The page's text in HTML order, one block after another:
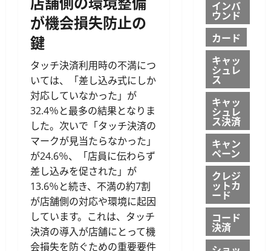
が機会損失防止の
鍵
タッチ決済利用時の不満につ
いては、「差し込み式にしか
対応していなかった」が
32.4％と最多の結果となりま
した。次いで「タッチ決済の
マークが見当たらなかった」
が24.6％、「店員に伝わらず
差し込みを促された」が
13.6％と続き、不満の約7割
が店舗側の対応や環境に起因
しています。これは、タッチ
決済の導入が店舗にとって機
会損失を防ぐための重要要件
インバ
ウンド
カード
キャッ
シュレ
ス
キャッ
シュレ
ス決済
キャン
ペーン
クレジ
ットカ
ード
コード
決済